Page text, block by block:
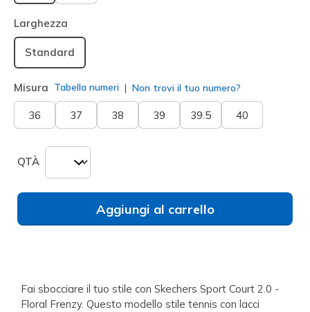
selezionato
Larghezza
Standard
Misura Tabella numeri Non trovi il tuo numero?
36 37 38 39 39.5 40
QTÀ
Aggiungi al carrello
Fai sbocciare il tuo stile con Skechers Sport Court 2.0 -
Floral Frenzy. Questo modello stile tennis con lacci